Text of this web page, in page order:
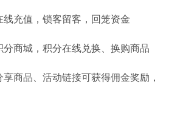
线充值，锁客留客，回笼资金
分商城，积分在线兑换、换购商品
享商品、活动链接可获得佣金奖励，